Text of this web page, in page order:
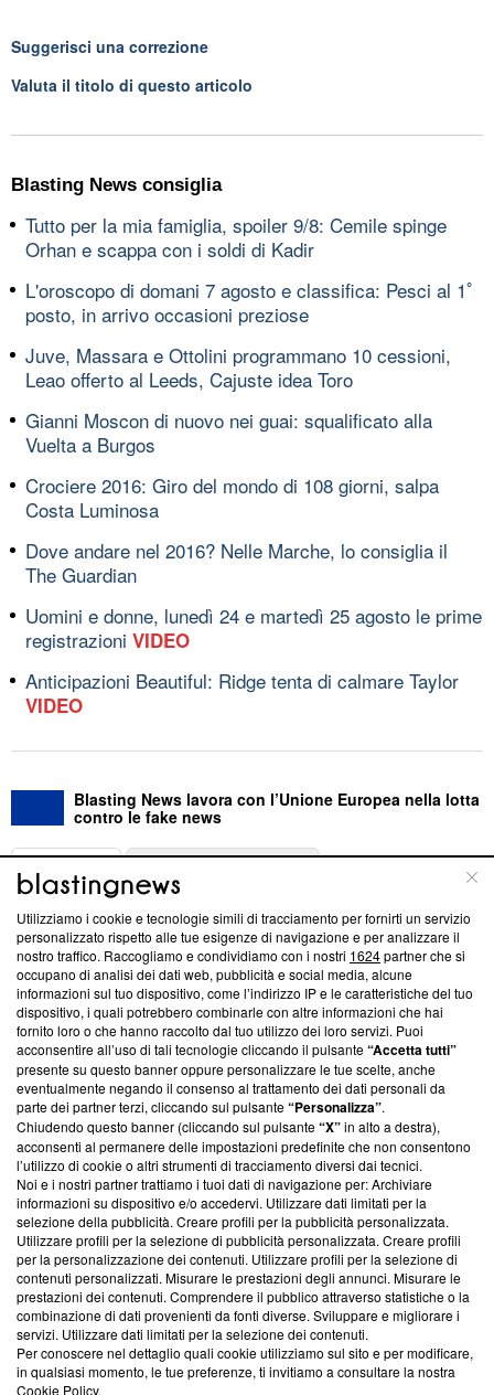
Suggerisci una correzione
Valuta il titolo di questo articolo
Blasting News consiglia
Tutto per la mia famiglia, spoiler 9/8: Cemile spinge
Orhan e scappa con i soldi di Kadir
L'oroscopo di domani 7 agosto e classifica: Pesci al 1ﾟ
posto, in arrivo occasioni preziose
Juve, Massara e Ottolini programmano 10 cessioni,
Leao offerto al Leeds, Cajuste idea Toro
Gianni Moscon di nuovo nei guai: squalificato alla
Vuelta a Burgos
Crociere 2016: Giro del mondo di 108 giorni, salpa
Costa Luminosa
Dove andare nel 2016? Nelle Marche, lo consiglia il
The Guardian
Uomini e donne, lunedì 24 e martedì 25 agosto le prime
registrazioni VIDEO
Anticipazioni Beautiful: Ridge tenta di calmare Taylor
VIDEO
Blasting News lavora con l’Unione Europea nella lotta
contro le fake news
ABOUT
Questa sezione offre informazioni trasparenti su Blasting
News, sui nostri processi editoriali e su come ci impegniamo a
creare news di qualità. Inoltre, afferma la nostra aderenza a
‘Trust Project - News with Integrity’Blasting News non è
ancora membro del programma, ma ha richiesto di farne
parte; Trust Project non ha ancora effettuato una verifica di
conformità agli standard.
Su di noi
Team editoriale
Corporate
Redazione
Informativa Privacy
Cookie Policy
Blasting SA, IDI CHE-247.845.224, Via Carlo Frasca, 3 - 6900
Lugano (Svizzera) Tel:+39 0690258937
Utilizziamo i cookie e tecnologie simili di tracciamento per fornirti un servizio
personalizzato rispetto alle tue esigenze di navigazione e per analizzare il
nostro traffico. Raccogliamo e condividiamo con i nostri 1624partner che si
occupano di analisi dei dati web, pubblicità e social media, alcune
informazioni sul tuo dispositivo, come l’indirizzo IP e le caratteristiche del tuo
dispositivo, i quali potrebbero combinarle con altre informazioni che hai
fornito loro o che hanno raccolto dal tuo utilizzo dei loro servizi. Puoi
acconsentire all’uso di tali tecnologie cliccando il pulsante“Accetta tutti”
presente su questo banner oppure personalizzare le tue scelte, anche
eventualmente negando il consenso al trattamento dei dati personali da
parte dei partner terzi, cliccando sul pulsante“Personalizza”.
Chiudendo questo banner (cliccando sul pulsante“X”in alto a destra),
acconsenti al permanere delle impostazioni predefinite che non consentono
l’utilizzo di cookie o altri strumenti di tracciamento diversi dai tecnici.
Noi e i nostri partner trattiamo i tuoi dati di navigazione per: Archiviare
informazioni su dispositivo e/o accedervi. Utilizzare dati limitati per la
selezione della pubblicità. Creare profili per la pubblicità personalizzata.
Utilizzare profili per la selezione di pubblicità personalizzata. Creare profili
per la personalizzazione dei contenuti. Utilizzare profili per la selezione di
contenuti personalizzati. Misurare le prestazioni degli annunci. Misurare le
prestazioni dei contenuti. Comprendere il pubblico attraverso statistiche o la
combinazione di dati provenienti da fonti diverse. Sviluppare e migliorare i
servizi. Utilizzare dati limitati per la selezione dei contenuti.
Per conoscere nel dettaglio quali cookie utilizziamo sul sito e per modificare,
in qualsiasi momento, le tue preferenze, ti invitiamo a consultare la nostra
Cookie Policy.